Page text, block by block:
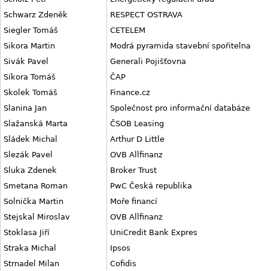
Schwarz Zdeněk
RESPECT OSTRAVA
Siegler Tomáš
CETELEM
Sikora Martin
Modrá pyramida stavební spořitelna
Sivák Pavel
Generali Pojišťovna
Síkora Tomáš
ČAP
Skolek Tomáš
Finance.cz
Slanina Jan
Společnost pro informační databáze
Slažanská Marta
ČSOB Leasing
Sládek Michal
Arthur D Little
Slezák Pavel
OVB Allfinanz
Sluka Zdenek
Broker Trust
Smetana Roman
PwC Česká republika
Solnička Martin
Moře financí
Stejskal Miroslav
OVB Allfinanz
Stoklasa Jiří
UniCredit Bank Expres
Straka Michal
Ipsos
Strnadel Milan
Cofidis